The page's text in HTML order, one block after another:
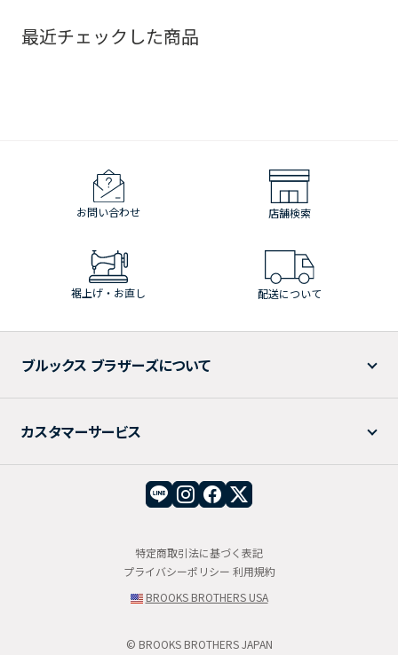
最近チェックした商品
お問い合わせ 店舗検索
裾上げ・お直し 配送について
ブルックス ブラザーズについて
カスタマーサービス
特定商取引法に基づく表記
プライバシーポリシー 利用規約
BROOKS BROTHERS USA
© BROOKS BROTHERS JAPAN